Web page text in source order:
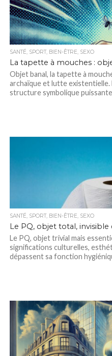
SANTÉ, SPORT, BIEN-ÊTRE, SEXO
La tapette à mouches :
Objet banal, la tapette à
archaïque et lutte existentielle.
structure symbolique puissante
SANTÉ, SPORT, BIEN-ÊTRE, SEXO
Le PQ, objet total,
Le PQ, objet trivial mais
significations culturelles,
dépassent sa fonction